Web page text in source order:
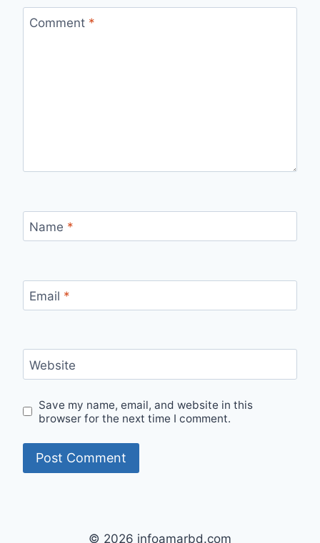
Comment *
Name *
Email *
Website
Save my name, email, and website in this
browser for the next time I comment.
© 2026 infoamarbd.com